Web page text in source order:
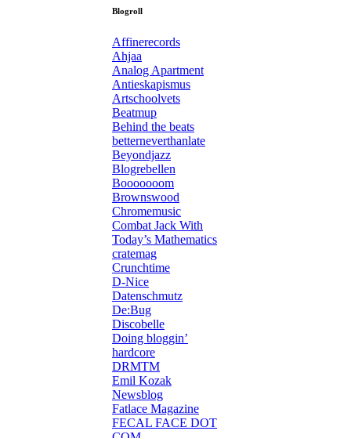
Blogroll
Affinerecords
Ahjaa
Analog Apartment
Antieskapismus
Artschoolvets
Beatmup
Behind the beats
betterneverthanlate
Beyondjazz
Blogrebellen
Booooooom
Brownswood
Chromemusic
Combat Jack With
Today’s Mathematics
cratemag
Crunchtime
D-Nice
Datenschmutz
De:Bug
Discobelle
Doing bloggin’
hardcore
DRMTM
Emil Kozak
Newsblog
Fatlace Magazine
FECAL FACE DOT